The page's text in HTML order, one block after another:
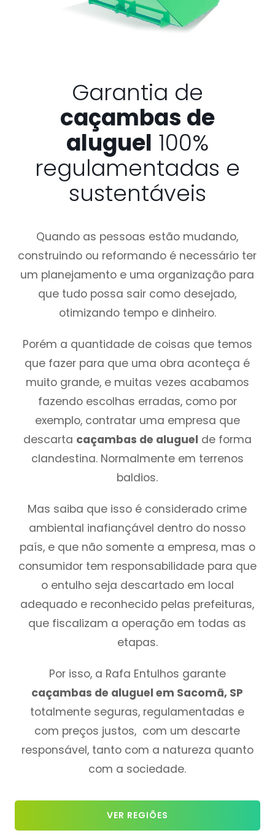
Garantia de
caçambas de
aluguel 100%
regulamentadas e
sustentáveis
Quando as pessoas estão mudando,
construindo ou reformando é necessário ter
um planejamento e uma organização para
que tudo possa sair como desejado,
otimizando tempo e dinheiro.
Porém a quantidade de coisas que temos
que fazer para que uma obra aconteça é
muito grande, e muitas vezes acabamos
fazendo escolhas erradas, como por
exemplo, contratar uma empresa que
descarta caçambas de aluguel de forma
clandestina. Normalmente em terrenos
baldios.
Mas saiba que isso é considerado crime
ambiental inafiançável dentro do nosso
país, e que não somente a empresa, mas o
consumidor tem responsabilidade para que
o entulho seja descartado em local
adequado e reconhecido pelas prefeituras,
que fiscalizam a operação em todas as
etapas.
Por isso, a Rafa Entulhos garante
caçambas de aluguel em Sacomã, SP
totalmente seguras, regulamentadas e
com preços justos, com um descarte
responsável, tanto com a natureza quanto
com a sociedade.
VER REGIÕES